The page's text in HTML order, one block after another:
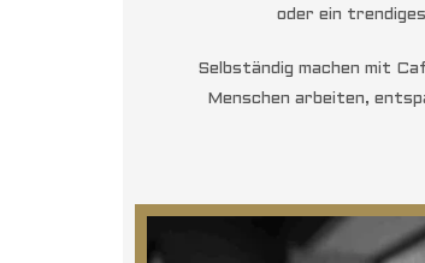
oder ein
Selbständig machen mit
Menschen arbeiten,